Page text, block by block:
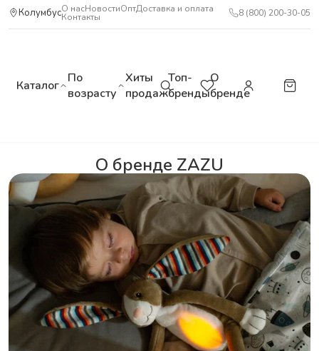
КолумбусО насНовостиОптДоставка и оплата
Контакты 8 (800) 200-30-05
Каталог По
возрасту
Хиты
продаж
Топ-
бренды
О
бренде
О бренде ZAZU